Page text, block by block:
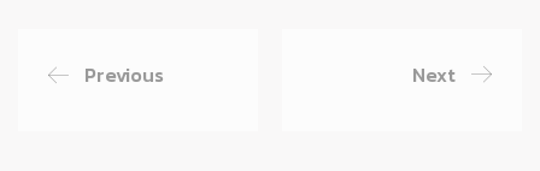
Previous Next